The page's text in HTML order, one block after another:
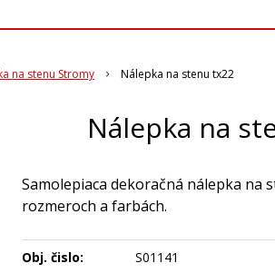
na stenu Stromy Nálepka na stenu tx22
Nálepka na
Samolepiaca dekoračná nálepka na
rozmeroch a farbách.
Obj. čislo: S01141